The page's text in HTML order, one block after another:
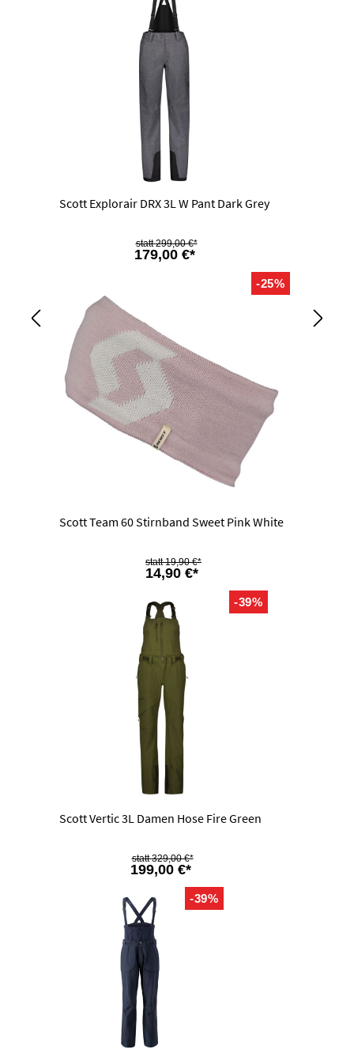
Scott Explorair DRX 3L W Pant Dark Grey
179,00 €*
299,00 €*
-25%
Scott Team 60 Stirnband Sweet Pink White
14,90 €*
19,90 €*
-39%
Scott Vertic 3L Damen Hose Fire Green
199,00 €*
329,00 €*
-39%